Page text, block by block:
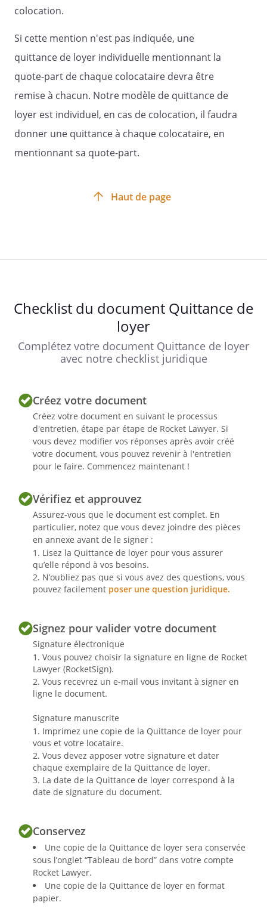
colocation.
Si cette mention n'est pas indiquée, une
quittance de loyer individuelle mentionnant la
quote-part de chaque colocataire devra être
remise à chacun. Notre modèle de quittance de
loyer est individuel, en cas de colocation, il faudra
donner une quittance à chaque colocataire, en
mentionnant sa quote-part.
Haut de page
Checklist du document Quittance de
loyer
Complétez votre document Quittance de loyer
avec notre checklist juridique
Créez votre document
Créez votre document en suivant le processus
d'entretien, étape par étape de Rocket Lawyer. Si
vous devez modifier vos réponses après avoir créé
votre document, vous pouvez revenir à l'entretien
pour le faire. Commencez maintenant !
Vérifiez et approuvez
Assurez-vous que le document est complet. En
particulier, notez que vous devez joindre des pièces
en annexe avant de le signer :
Lisez la Quittance de loyer pour vous assurer
qu’elle répond à vos besoins.
N’oubliez pas que si vous avez des questions, vous
pouvez facilement poser une question juridique.
Signez pour valider votre document
Signature électronique
Vous pouvez choisir la signature en ligne de Rocket
Lawyer (RocketSign).
Vous recevrez un e-mail vous invitant à signer en
ligne le document.
Signature manuscrite
Imprimez une copie de la Quittance de loyer pour
vous et votre locataire.
Vous devez apposer votre signature et dater
chaque exemplaire de la Quittance de loyer.
La date de la Quittance de loyer correspond à la
date de signature du document.
Conservez
Une copie de la Quittance de loyer sera conservée
sous l’onglet “Tableau de bord” dans votre compte
Rocket Lawyer.
Une copie de la Quittance de loyer en format
papier.